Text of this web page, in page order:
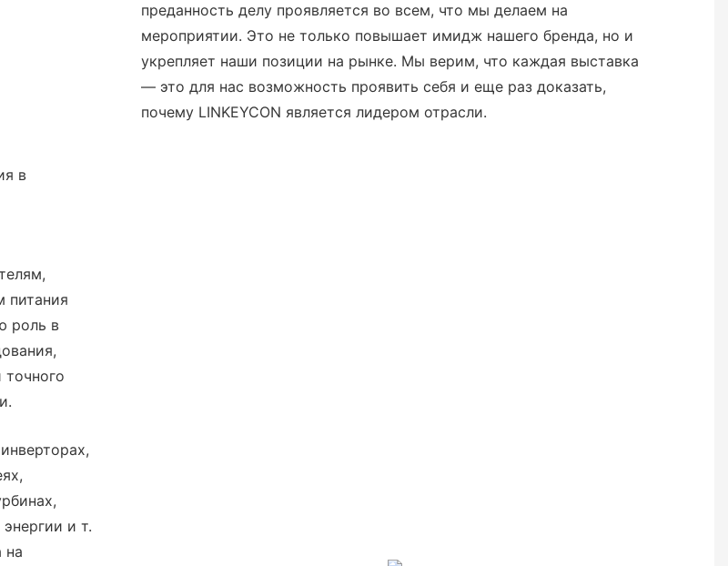
преданность делу проявляется во всем, что мы делаем на
мероприятии. Это не только повышает имидж нашего бренда, но и
укрепляет наши позиции на рынке. Мы верим, что каждая выставка
— это для нас возможность проявить себя и еще раз доказать,
почему LINKEYCON является лидером отрасли.
в
питания
роль в
и т.
на